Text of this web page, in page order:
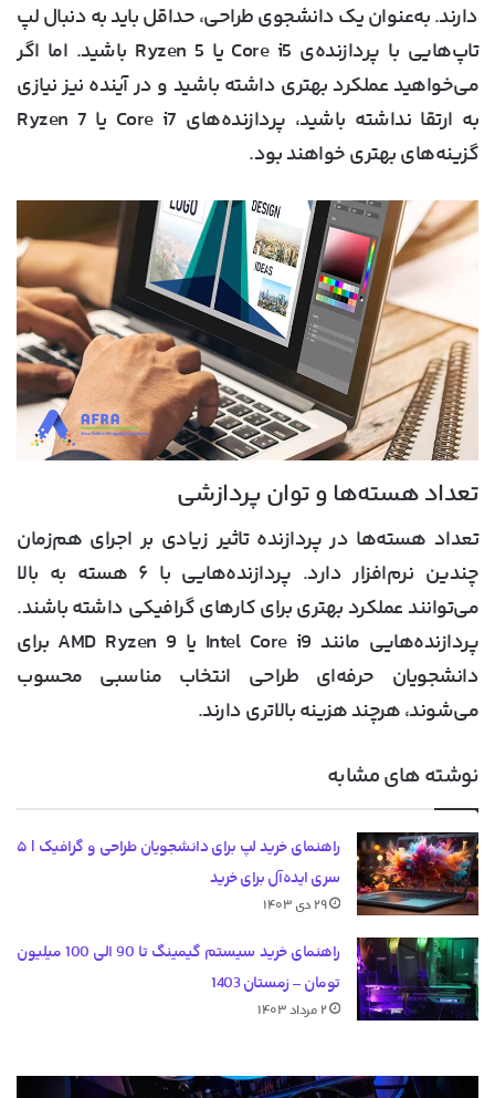
دارند. به‌عنوان یک دانشجوی طراحی، حداقل باید به دنبال لپ
تاپ‌هایی با پردازنده‌ی Core i5 یا Ryzen 5 باشید. اما اگر
می‌خواهید عملکرد بهتری داشته باشید و در آینده نیز نیازی
به ارتقا نداشته باشید، پردازنده‌های Core i7 یا Ryzen 7
گزینه‌های بهتری خواهند بود.
تعداد هسته‌ها و توان پردازشی
تعداد هسته‌ها در پردازنده تاثیر زیادی بر اجرای هم‌زمان
چندین نرم‌افزار دارد. پردازنده‌هایی با ۶ هسته به بالا
می‌توانند عملکرد بهتری برای کارهای گرافیکی داشته باشند.
پردازنده‌هایی مانند Intel Core i9 یا AMD Ryzen 9 برای
دانشجویان حرفه‌ای طراحی انتخاب مناسبی محسوب
می‌شوند، هرچند هزینه بالاتری دارند.
نوشته های مشابه
راهنمای خرید لپ برای دانشجویان طراحی و گرافیک | ۵
سری ایده‌آل برای خرید
۲۹ دی ۱۴۰۳
راهنمای خرید سیستم گیمینگ تا 90 الی 100 میلیون
تومان – زمستان 1403
۲ مرداد ۱۴۰۳